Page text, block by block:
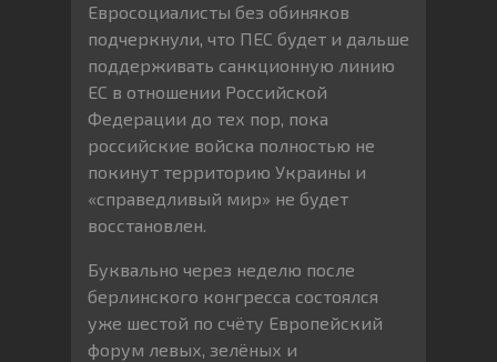
Евросоциалисты без обиняков
подчеркнули, что ПЕС будет и дальше
поддерживать санкционную линию
ЕС в отношении Российской
Федерации до тех пор, пока
российские войска полностью не
покинут территорию Украины и
«справедливый мир» не будет
восстановлен.
Буквально через неделю после
берлинского конгресса состоялся
уже шестой по счёту Европейский
форум левых, зелёных и